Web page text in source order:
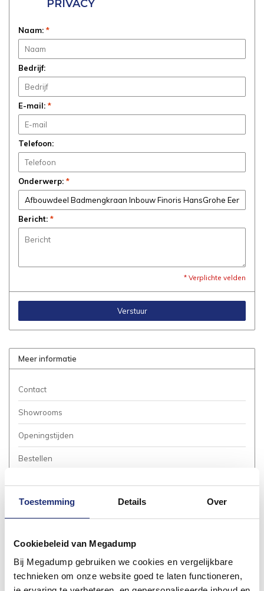
Toestemming Details Over
Cookiebeleid van Megadump
Bij Megadump gebruiken we cookies en vergelijkbare
technieken om onze website goed te laten functioneren,
PRIVACY
Naam: *
Bedrijf:
E-mail: *
Telefoon:
Onderwerp: *
Bericht: *
* Verplichte velden
Verstuur
Meer informatie
Contact
Showrooms
Openingstijden
Bestellen
Bezorgen / Afhalen
Garantie / Klachten
Service Aanvraag